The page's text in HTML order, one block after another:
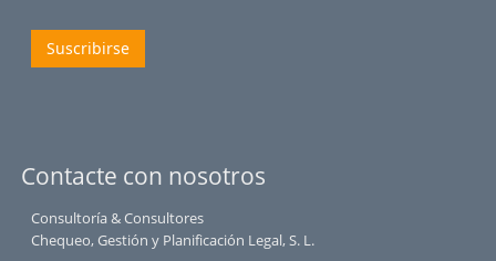
Suscribirse
Contacte con nosotros
Consultoría & Consultores
Chequeo, Gestión y Planificación Legal, S. L.